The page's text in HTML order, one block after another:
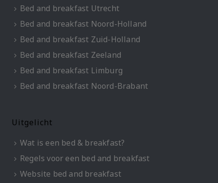
Bed and breakfast Utrecht
Bed and breakfast Noord-Holland
Bed and breakfast Zuid-Holland
Bed and breakfast Zeeland
Bed and breakfast Limburg
Bed and breakfast Noord-Brabant
Uitgelicht
Wat is een bed & breakfast?
Regels voor een bed and breakfast
Website bed and breakfast